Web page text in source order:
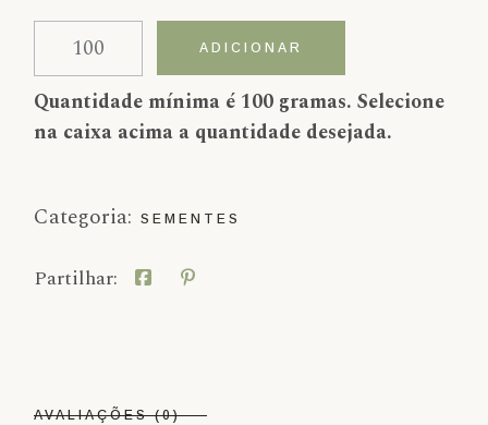
Quantidade de Pevide de Girassol
ADICIONAR
Alternative:
Quantidade mínima é 100 gramas. Selecione
na caixa acima a quantidade desejada.
Categoria: SEMENTES
Partilhar:
AVALIAÇÕES (0)